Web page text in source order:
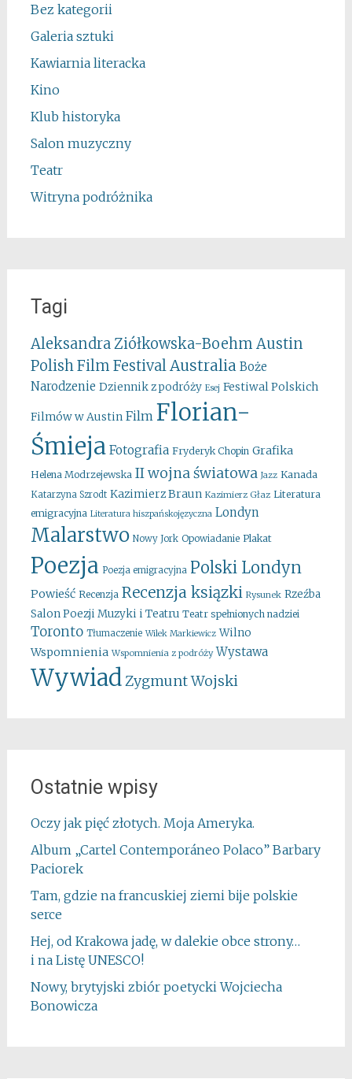
Bez kategorii
Galeria sztuki
Kawiarnia literacka
Kino
Klub historyka
Salon muzyczny
Teatr
Witryna podróżnika
Tagi
Aleksandra Ziółkowska-Boehm Austin
Polish Film Festival Australia Boże
Narodzenie Dziennik z podróży Esej Festiwal Polskich
Filmów w Austin Film Florian-
Śmieja Fotografia Fryderyk Chopin Grafika
Helena Modrzejewska II wojna światowa Jazz Kanada
Katarzyna Szrodt Kazimierz Braun Kazimierz Głaz Literatura
emigracyjna Literatura hiszpańskojęzyczna Londyn
Malarstwo Nowy Jork Opowiadanie Plakat
Poezja Poezja emigracyjna Polski Londyn
Powieść Recenzja Recenzja ksiązki Rysunek Rzeźba
Salon Poezji Muzyki i Teatru Teatr spełnionych nadziei
Toronto Tłumaczenie Wilek Markiewicz Wilno
Wspomnienia Wspomnienia z podróży Wystawa
WywiadZygmunt Wojski
Ostatnie wpisy
Oczy jak pięć złotych. Moja Ameryka.
Album „Cartel Contemporáneo Polaco” Barbary
Paciorek
Tam, gdzie na francuskiej ziemi bije polskie
serce
Hej, od Krakowa jadę, w dalekie obce strony…
i na Listę UNESCO!
Nowy, brytyjski zbiór poetycki Wojciecha
Bonowicza